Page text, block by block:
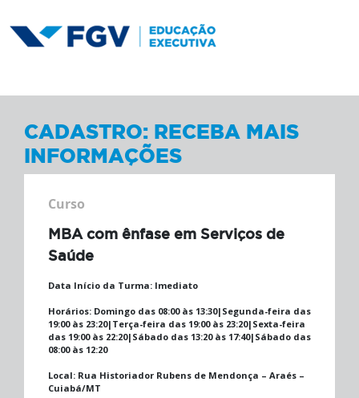
CADASTRO: RECEBA MAIS
INFORMAÇÕES
Curso
MBA com ênfase em Serviços de
Saúde
Data Início da Turma: Imediato
Horários: Domingo das 08:00 às 13:30|Segunda-feira das
19:00 às 23:20|Terça-feira das 19:00 às 23:20|Sexta-feira
das 19:00 às 22:20|Sábado das 13:20 às 17:40|Sábado das
08:00 às 12:20
Local: Rua Historiador Rubens de Mendonça – Araés –
Cuiabá/MT